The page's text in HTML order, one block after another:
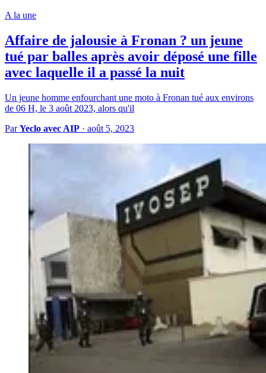
A la une
Affaire de jalousie à Fronan ? un jeune
tué par balles après avoir déposé une fille
avec laquelle il a passé la nuit
Un jeune homme enfourchant une moto à Fronan tué aux environs
de 06 H, le 3 août 2023, alors qu'il
ParYeclo avec AIP · août 5, 2023